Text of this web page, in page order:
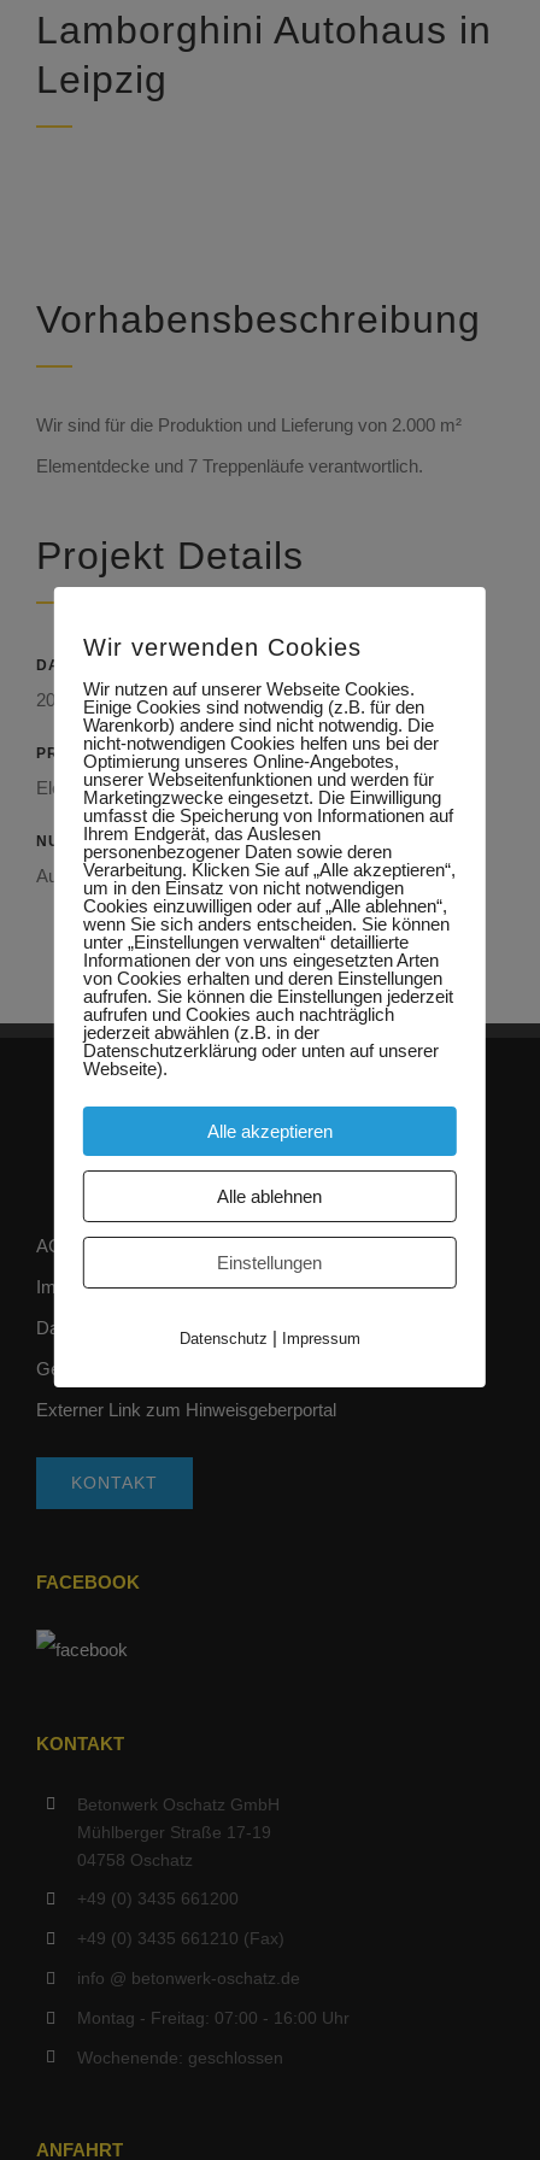
Lamborghini Autohaus in
Leipzig
Vorhabensbeschreibung
Wir sind für die Produktion und Lieferung von 2.000 m²
Elementdecke und 7 Treppenläufe verantwortlich.
Projekt Details
DATUM
2020
PRODUKT
Elementdecke, Treppen
NUTZUNG
Autohaus
AGB
Impressum
Datenschutz
Gender-Hinweis
Externer Link zum Hinweisgeberportal
KONTAKT
FACEBOOK
KONTAKT
Betonwerk Oschatz GmbH
Mühlberger Straße 17-19
04758 Oschatz
+49 (0) 3435 661200
+49 (0) 3435 661210 (Fax)
info @ betonwerk-oschatz.de
Montag - Freitag: 07:00 - 16:00 Uhr
Wochenende: geschlossen
ANFAHRT
Wir verwenden Cookies
Wir nutzen auf unserer Webseite Cookies.
Einige Cookies sind notwendig (z.B. für den
Warenkorb) andere sind nicht notwendig. Die
nicht-notwendigen Cookies helfen uns bei der
Optimierung unseres Online-Angebotes,
unserer Webseitenfunktionen und werden für
Marketingzwecke eingesetzt. Die Einwilligung
umfasst die Speicherung von Informationen auf
Ihrem Endgerät, das Auslesen
personenbezogener Daten sowie deren
Verarbeitung. Klicken Sie auf „Alle akzeptieren“,
um in den Einsatz von nicht notwendigen
Cookies einzuwilligen oder auf „Alle ablehnen“,
wenn Sie sich anders entscheiden. Sie können
unter „Einstellungen verwalten“ detaillierte
Informationen der von uns eingesetzten Arten
von Cookies erhalten und deren Einstellungen
aufrufen. Sie können die Einstellungen jederzeit
aufrufen und Cookies auch nachträglich
jederzeit abwählen (z.B. in der
Datenschutzerklärung oder unten auf unserer
Webseite).
Alle akzeptieren
Alle ablehnen
Einstellungen
Datenschutz | Impressum